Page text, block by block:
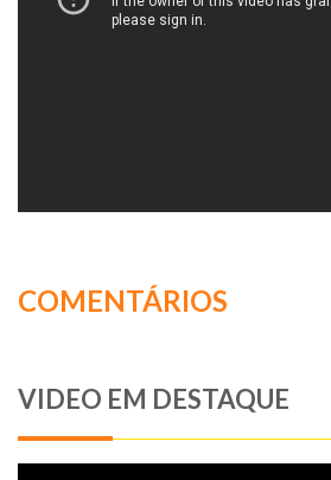
COMENTÁRIOS
VIDEO EM DESTAQUE